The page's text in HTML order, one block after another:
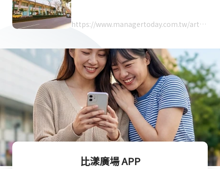
https://www.managertoday.com.tw/articl
比漾廣場 APP